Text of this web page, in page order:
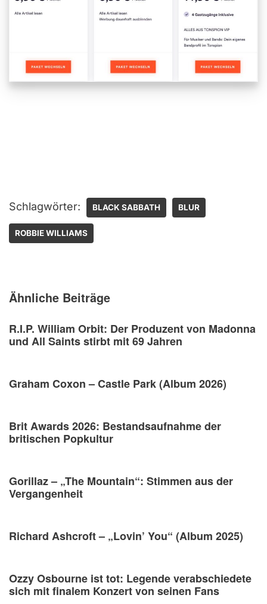
Schlagwörter: BLACK SABBATH BLUR
ROBBIE WILLIAMS
Ähnliche Beiträge
R.I.P. William Orbit: Der Produzent von Madonna
und All Saints stirbt mit 69 Jahren
Graham Coxon – Castle Park (Album 2026)
Brit Awards 2026: Bestandsaufnahme der
britischen Popkultur
Gorillaz – „The Mountain“: Stimmen aus der
Vergangenheit
Richard Ashcroft – „Lovin’ You“ (Album 2025)
Ozzy Osbourne ist tot: Legende verabschiedete
sich mit finalem Konzert von seinen Fans